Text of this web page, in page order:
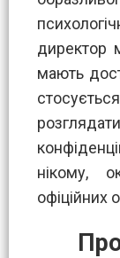
директор
мають
нікому,
офіційних